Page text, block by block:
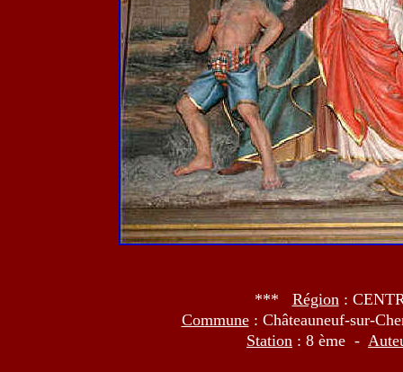
*** Région:
Commune: Châteauneuf-sur-
Station : 8 ème -